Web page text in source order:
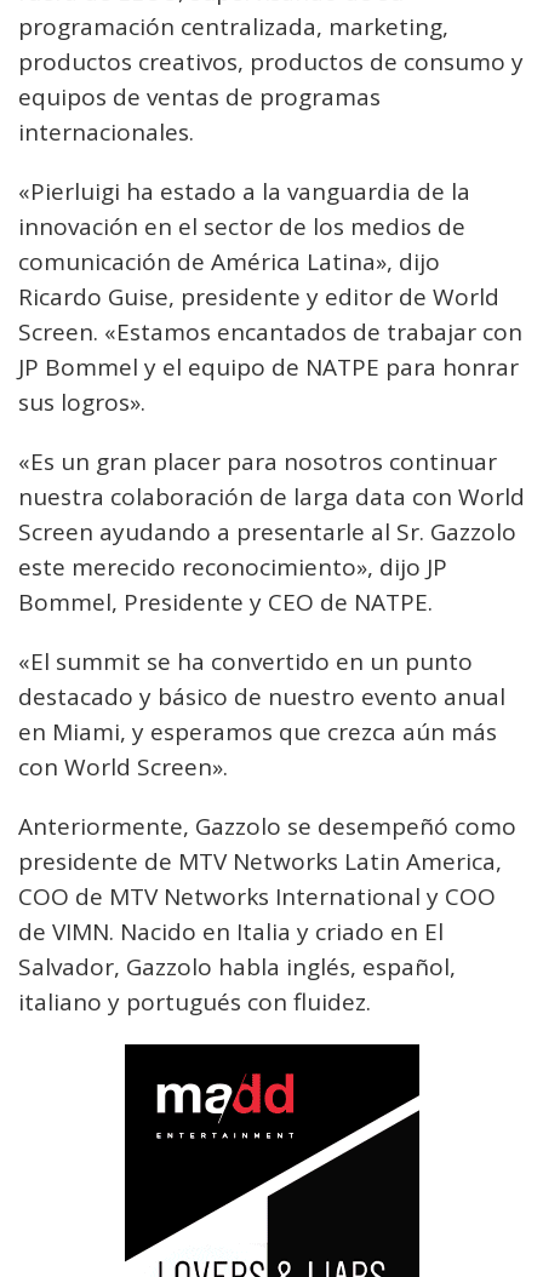
programación centralizada, marketing,
productos creativos, productos de consumo y
equipos de ventas de programas
internacionales.
«Pierluigi ha estado a la vanguardia de la
innovación en el sector de los medios de
comunicación de América Latina», dijo
Ricardo Guise, presidente y editor de World
Screen. «Estamos encantados de trabajar con
JP Bommel y el equipo de NATPE para honrar
sus logros».
«Es un gran placer para nosotros continuar
nuestra colaboración de larga data con World
Screen ayudando a presentarle al Sr. Gazzolo
este merecido reconocimiento», dijo JP
Bommel, Presidente y CEO de NATPE.
«El summit se ha convertido en un punto
destacado y básico de nuestro evento anual
en Miami, y esperamos que crezca aún más
con World Screen».
Anteriormente, Gazzolo se desempeñó como
presidente de MTV Networks Latin America,
COO de MTV Networks International y COO
de VIMN. Nacido en Italia y criado en El
Salvador, Gazzolo habla inglés, español,
italiano y portugués con fluidez.